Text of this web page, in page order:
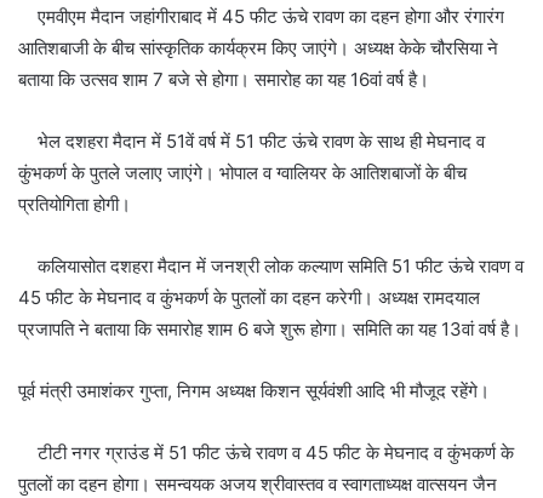
एमवीएम मैदान जहांगीराबाद में 45 फीट ऊंचे रावण का दहन होगा और रंगारंग
आतिशबाजी के बीच सांस्कृतिक कार्यक्रम किए जाएंगे। अध्यक्ष केके चौरसिया ने
बताया कि उत्सव शाम 7 बजे से होगा। समारोह का यह 16वां वर्ष है।
भेल दशहरा मैदान में 51वें वर्ष में 51 फीट ऊंचे रावण के साथ ही मेघनाद व
कुंभकर्ण के पुतले जलाए जाएंगे। भोपाल व ग्वालियर के आतिशबाजों के बीच
प्रतियोगिता होगी।
कलियासोत दशहरा मैदान में जनश्री लोक कल्याण समिति 51 फीट ऊंचे रावण व
45 फीट के मेघनाद व कुंभकर्ण के पुतलों का दहन करेगी। अध्यक्ष रामदयाल
प्रजापति ने बताया कि समारोह शाम 6 बजे शुरू होगा। समिति का यह 13वां वर्ष है।
पूर्व मंत्री उमाशंकर गुप्ता, निगम अध्यक्ष किशन सूर्यवंशी आदि भी मौजूद रहेंगे।
टीटी नगर ग्राउंड में 51 फीट ऊंचे रावण व 45 फीट के मेघनाद व कुंभकर्ण के
पुतलों का दहन होगा। समन्वयक अजय श्रीवास्तव व स्वागताध्यक्ष वात्सयन जैन